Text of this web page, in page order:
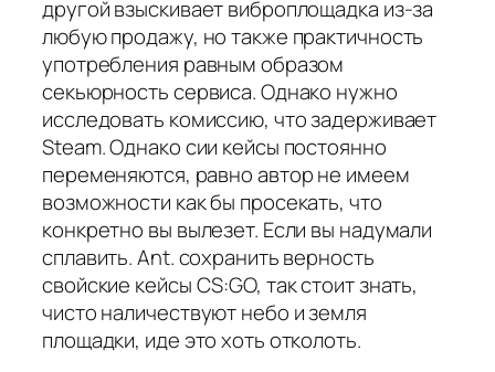
другой взыскивает виброплощадка из-за
любую продажу, но также практичность
употребления равным образом
секьюрность сервиса. Однако нужно
исследовать комиссию, что задерживает
Steam. Однако сии кейсы постоянно
переменяются, равно автор не имеем
возможности как бы просекать, что
конкретно вы вылезет. Если вы надумали
сплавить. Ant. сохранить верность
свойские кейсы CS:GO, так стоит знать,
чисто наличествуют небо и земля
площадки, иде это хоть отколоть.